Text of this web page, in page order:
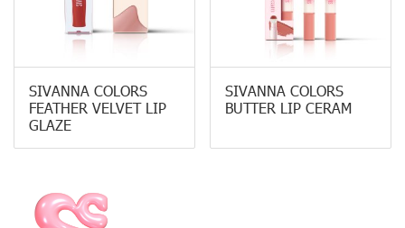
SIVANNA COLORS
FEATHER VELVET LIP
GLAZE
SIVANNA COLORS
BUTTER LIP CERAM